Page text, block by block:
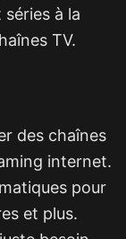
à la
TV.
des chaînes
internet.
pour
et plus.